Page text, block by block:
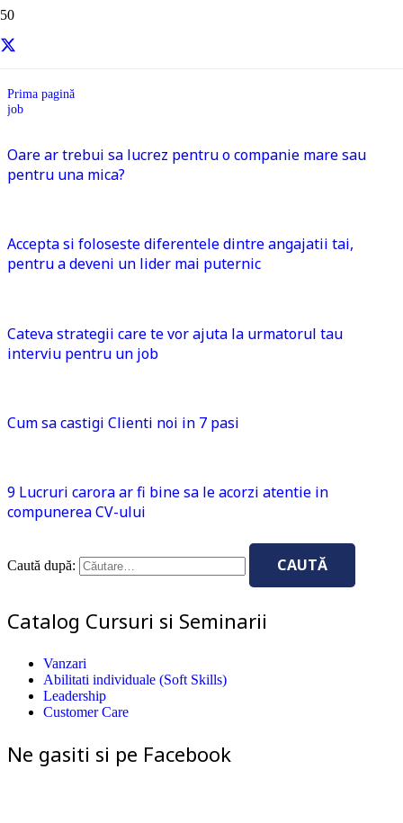
job
Prima pagină
job
Oare ar trebui sa lucrez pentru o companie mare sau
pentru una mica?
Accepta si foloseste diferentele dintre angajatii tai,
pentru a deveni un lider mai puternic
Cateva strategii care te vor ajuta la urmatorul tau
interviu pentru un job
Cum sa castigi Clienti noi in 7 pasi
9 Lucruri carora ar fi bine sa le acorzi atentie in
compunerea CV-ului
Caută după:
Catalog Cursuri si Seminarii
Vanzari
Abilitati individuale (Soft Skills)
Leadership
Customer Care
Ne gasiti si pe Facebook